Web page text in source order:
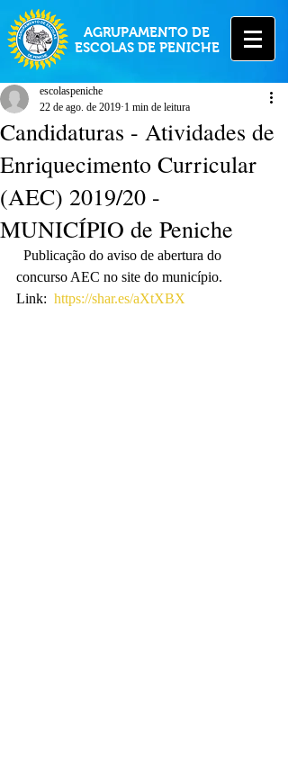
AGRUPAMENTO DE
ESCOLAS DE PENICHE
Candidaturas - Atividades de
Enriquecimento Curricular
(AEC) 2019/20 -
MUNICÍPIO de Peniche
escolaspeniche
22 de ago. de 2019 1 min de leitura
concurso AEC no site do município.
Link: https://shar.es/aXtXBX